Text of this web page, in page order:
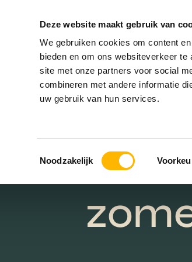
Deze website maakt gebruik van
We gebruiken cookies om content
bieden en om ons websiteverkeer
site met onze partners voor social
combineren met andere informatie
uw gebruik van hun services.
Toestemmingsselectie
Noodzakelijk